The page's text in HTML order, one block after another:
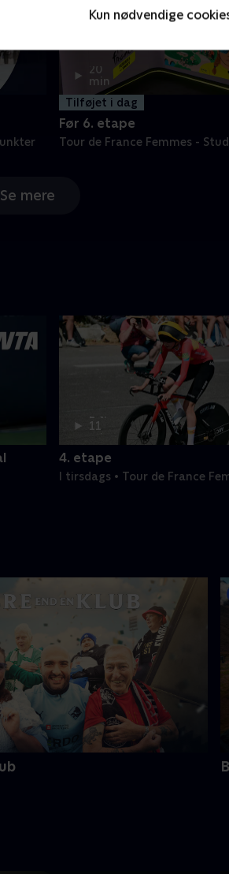
Kun nødvendige
20
min
Tilføjet i dag
Før 6. etape
Tour de France Femmes -
Se mere
2 t.
11
min
4. etape
I tirsdags • Tour de France